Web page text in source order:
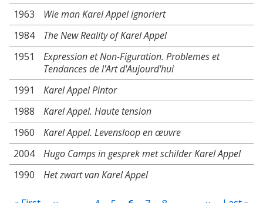
1963
Wie man Karel Appel ignoriert
1984
The New Reality of Karel Appel
1951
Expression et Non-Figuration. Problemes et
Tendances de l'Art d'Aujourd'hui
1991
Karel Appel Pintor
1988
Karel Appel. Haute tension
1960
Karel Appel. Levensloop en œuvre
2004
Hugo Camps in gesprek met schilder Karel Appel
1990
Het zwart van Karel Appel